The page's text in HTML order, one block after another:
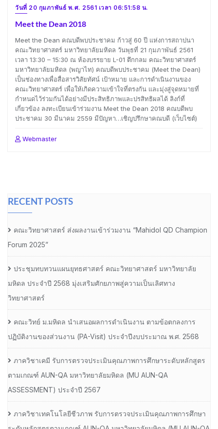
วันที่ 20 กุมภาพันธ์ พ.ศ. 2561 เวลา 06:51:58 น.
Meet the Dean 2018
Meet the Dean คณบดีพบประชาคม ก้าวสู่ 60 ปี แห่งการสถาปนา
คณะวิทยาศาสตร์ มหาวิทยาลัยมหิดล วันพุธที่ 21 กุมภาพันธ์ 2561
เวลา 13:30 – 15:30 ณ ห้องบรรยาย L-01 ตึกกลม คณะวิทยาศาสตร์
มหาวิทยาลัยมหิดล (พญาไท) คณบดีพบประชาคม (Meet the Dean)
เป็นช่องทางเพื่อสื่อสารวิสัยทัศน์ เป้าหมาย และการดำเนินงานของ
คณะวิทยาศาสตร์ เพื่อให้เกิดความเข้าใจที่ตรงกัน และมุ่งสู่จุดหมายที่
กำหนดไว้ร่วมกันได้อย่างมีประสิทธิภาพและปรสิทธิผลได้ ลิงก์ที่
เกี่ยวข้อง ลงทะเบียนเข้าร่วมงาน Meet the Dean 2018 คณบดีพบ
ประชาคม 30 มีนาคม 2559 มีปัญหา…เชิญปรึกษาคณบดี (เว็บไซต์)
Webmaster
RECENT POSTS
คณะวิทยาศาสตร์ ส่งผลงานเข้าร่วมงาน “Mahidol QD Champion
Forum 2025”
ประชุมทบทวนแผนยุทธศาสตร์ คณะวิทยาศาสตร์ มหาวิทยาลัย
มหิดล ประจำปี 2568 มุ่งเสริมศักยภาพสู่ความเป็นเลิศทาง
วิทยาศาสตร์
คณะวิทย์ ม.มหิดล นำเสนอผลการดำเนินงาน ตามข้อตกลงการ
ปฏิบัติงานของส่วนงาน (PA-Visit) ประจำปีงบประมาณ พ.ศ. 2568
ภาควิชาเคมี รับการตรวจประเมินคุณภาพการศึกษาระดับหลักสูตร
ตามเกณฑ์ AUN-QA มหาวิทยาลัยมหิดล (MU AUN-QA
ASSESSMENT) ประจำปี 2567
ภาควิชาเทคโนโลยีชีวภาพ รับการตรวจประเมินคุณภาพการศึกษา